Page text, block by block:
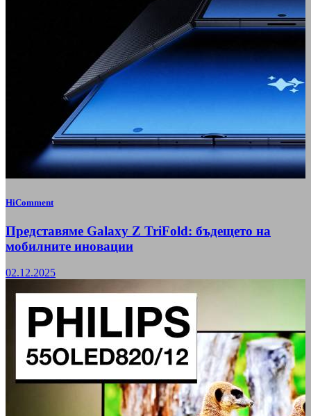
HiComment
Представяме Galaxy Z TriFold: бъдещето на
мобилните иновации
02.12.2025